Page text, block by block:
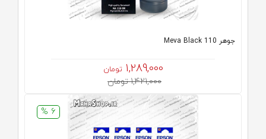
جوهر 110 Meva Black
1,289,000 تومان
1,421,000 تومان
6 %